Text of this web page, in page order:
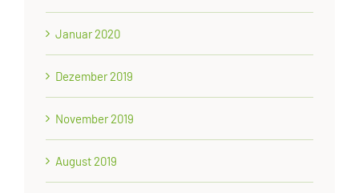
Januar 2020
Dezember 2019
November 2019
August 2019